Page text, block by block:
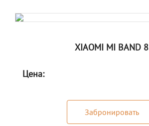
XIAOMI MI BAND 8
Цена:
Забронировать